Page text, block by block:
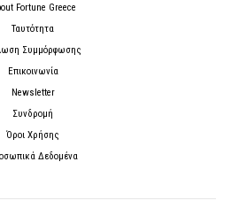
Fortune Greece
Ταυτότητα
Συμμόρφωσης
Επικοινωνία
Newsletter
Συνδρομή
Όροι Χρήσης
Δεδομένα